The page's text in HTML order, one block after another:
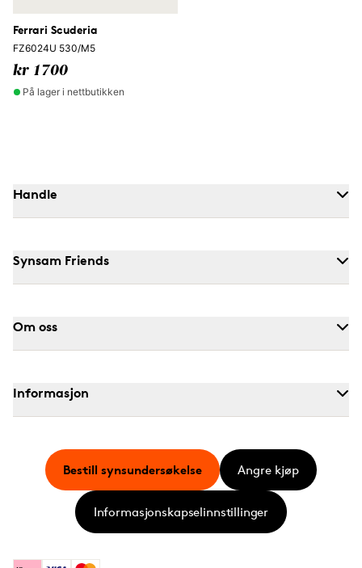
Ferrari Scuderia
FZ6024U 530/M5
kr 1700
På lager i nettbutikken
Handle
Synsam Friends
Om oss
Informasjon
Bestill synsundersøkelse Angre kjøp
Informasjonskapselinnstillinger